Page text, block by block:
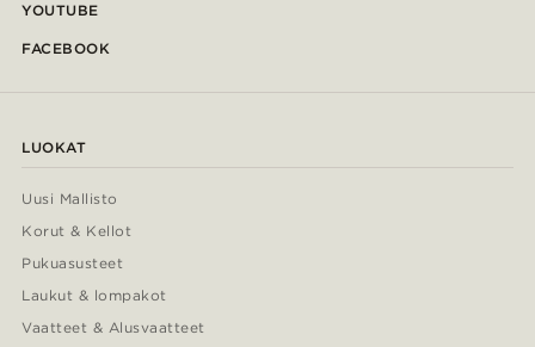
YOUTUBE
FACEBOOK
LUOKAT
Uusi Mallisto
Korut & Kellot
Pukuasusteet
Laukut & lompakot
Vaatteet & Alusvaatteet